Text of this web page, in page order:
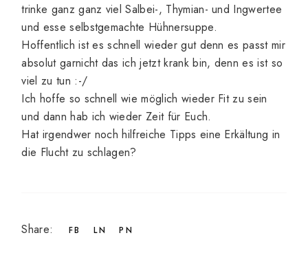
trinke ganz ganz viel Salbei-, Thymian- und Ingwertee
und esse selbstgemachte Hühnersuppe.
Hoffentlich ist es schnell wieder gut denn es passt mir
absolut garnicht das ich jetzt krank bin, denn es ist so
viel zu tun :-/
Ich hoffe so schnell wie möglich wieder Fit zu sein
und dann hab ich wieder Zeit für Euch.
Hat irgendwer noch hilfreiche Tipps eine Erkältung in
die Flucht zu schlagen?
Share: FB LN PN